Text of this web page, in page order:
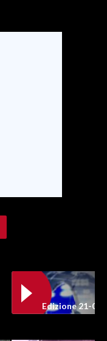
Edizione 21-05-